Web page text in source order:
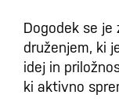
Dogodek se je
druženjem, ki
idej in
ki aktivno